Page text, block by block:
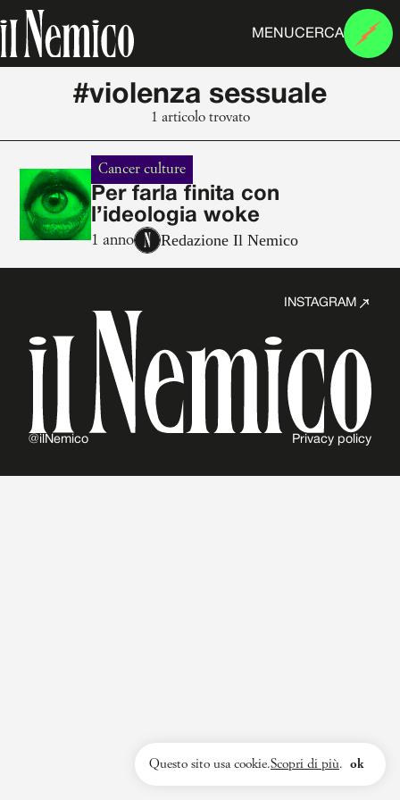
MENUCERCA
#violenza sessuale
1 articolo trovato
Cancer culture
Per farla finita con
l’ideologia woke
1 anno Redazione Il Nemico
INSTAGRAM
@ilNemico Privacy policy
Questo sito usa cookie.Scopri di più. ok